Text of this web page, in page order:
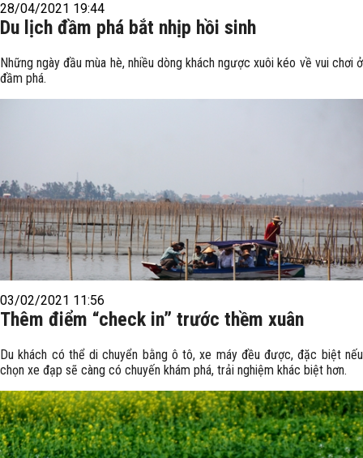
28/04/2021 19:44
Du lịch đầm phá bắt nhịp hồi sinh
Những ngày đầu mùa hè, nhiều dòng khách ngược xuôi kéo về vui chơi ở
đầm phá.
03/02/2021 11:56
Thêm điểm “check in” trước thềm xuân
Du khách có thể di chuyển bằng ô tô, xe máy đều được, đặc biệt nếu
chọn xe đạp sẽ càng có chuyến khám phá, trải nghiệm khác biệt hơn.